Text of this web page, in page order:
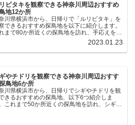
ビタキを観察できる神奈川周辺おすすめ
地12か所
川県横浜市から、日帰りで「ルリビタキ」を
できるおすすめ探鳥地を以下に紹介します。
まで80か所近くの探鳥地を訪れ、手応えを感
た場所です。以下、★ が多いほど観察しやす
、出現頻度が高いと感じた場所です。 北本自然
公園：埼玉県...
2023.01.23
やチドリを観察できる神奈川周辺おすす
鳥地6か所
川県横浜市から、日帰りでシギやチドリを観
きるおすすめの探鳥地、以下6つ紹介しま
これまで50か所近くの探鳥地を訪れ、シギや